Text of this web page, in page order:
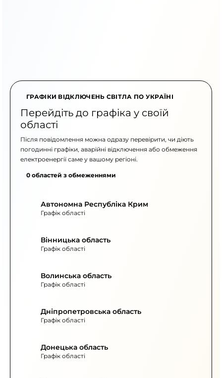
ГРАФІКИ ВІДКЛЮЧЕНЬ СВІТЛА ПО УКРАЇНІ
Перейдіть до графіка у своїй
області
Після повідомлення можна одразу перевірити, чи діють
погодинні графіки, аварійні відключення або обмеження
електроенергії саме у вашому регіоні.
0 областей з обмеженнями
Автономна Республіка Крим
Графік області
Вінницька область
Графік області
Волинська область
Графік області
Дніпропетровська область
Графік області
Донецька область
Графік області